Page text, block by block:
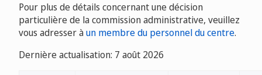
Pour plus de détails concernant une décision
particulière de la commission administrative, veuillez
vous adresser àun membre du personnel du centre.
Dernière actualisation: 7 août 2026